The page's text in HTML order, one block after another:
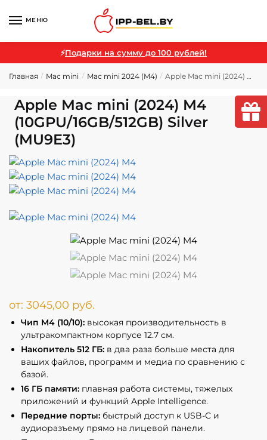
МЕНЮ
⚡Подарки на сумму до 100 рублей!
Главная / Mac mini / Mac mini 2024 (M4) / Apple Mac mini (2024) M4 (10GPU/16GB/512GB) Silver (MU9E3)
Apple Mac mini (2024) M4
(10GPU/16GB/512GB) Silver
(MU9E3)
от: 3045,00 руб.
Чип M4 (10/10): высокая производительность в
ультракомпактном корпусе 12.7 см.
Накопитель 512 ГБ: в два раза больше места для
ваших файлов, программ и медиа по сравнению с
базой.
16 ГБ памяти: плавная работа системы, тяжелых
приложений и функций Apple Intelligence.
Передние порты: быстрый доступ к USB-C и
аудиоразъему прямо на лицевой панели.